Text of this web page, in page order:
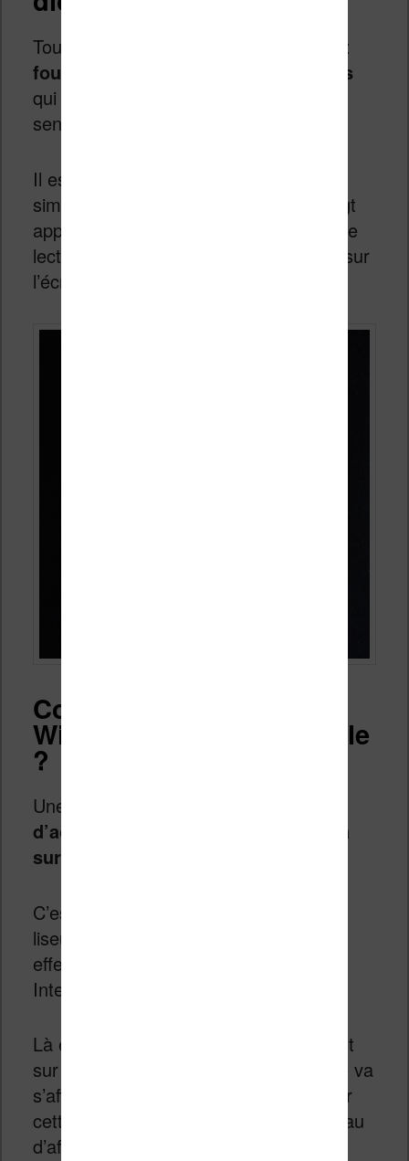
Tout d’abord,
votre liseuse Kindle est
fournie avec un dictionnaire français
qui permet rapidement de connaître le
sens et la définition d’un mot.
Il est activé par défaut et s’utilise très
simplement : il suffit de laisser son doigt
appuyé sur un mot du texte en cours de
lecture pour que sa définition s’affiche sur
l’écran de la Kindle.
Comment utiliser
Wikipedia depuis sa kindle
?
Une option intéressante permet
d’accéder à une définition Wikipedia
sur liseuse Kindle
C’est aussi activé par défaut si votre
liseuse est connectée en Wifi (il est en
effet nécessaire d’avoir une connexion
Internet pour accéder à
Là encore, vous devez surligner un mot
sur l’écran. La définition du dictionnaire va
s’afficher mais vous pouvez faire défiler
cette définition pour accéder au panneau
d’affichage Wikipedia.